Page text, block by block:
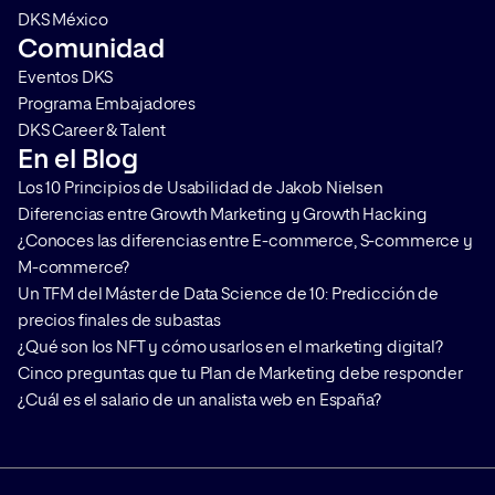
DKS México
Comunidad
Eventos DKS
Programa Embajadores
DKS Career & Talent
En el Blog
Los 10 Principios de Usabilidad de Jakob Nielsen
Diferencias entre Growth Marketing y Growth Hacking
¿Conoces las diferencias entre E-commerce, S-commerce y
M-commerce?
Un TFM del Máster de Data Science de 10: Predicción de
precios finales de subastas
¿Qué son los NFT y cómo usarlos en el marketing digital?
Cinco preguntas que tu Plan de Marketing debe responder
¿Cuál es el salario de un analista web en España?